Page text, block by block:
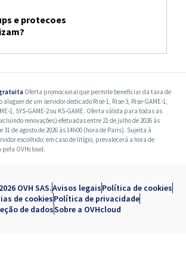
e protecoes
Oferta promocional que permite beneficiar da taxa de
de um servidor dedicado Rise-1, Rise-3, Rise-GAME-1,
1, SYS-GAME-2 ou KS-GAME. Oferta válida para todas as
renovações) efetuadas entre 21 de julho de 2026 às
31 de agosto de 2026 às 14h00 (hora de Paris). Sujeita à
escolhido; em caso de litígio, prevalecerá a hora de
pela OVHcloud.
OVH SAS.Avisos legaisPolítica de cookies
de cookiesPolítica de privacidade
de dadosSobre a OVHcloud